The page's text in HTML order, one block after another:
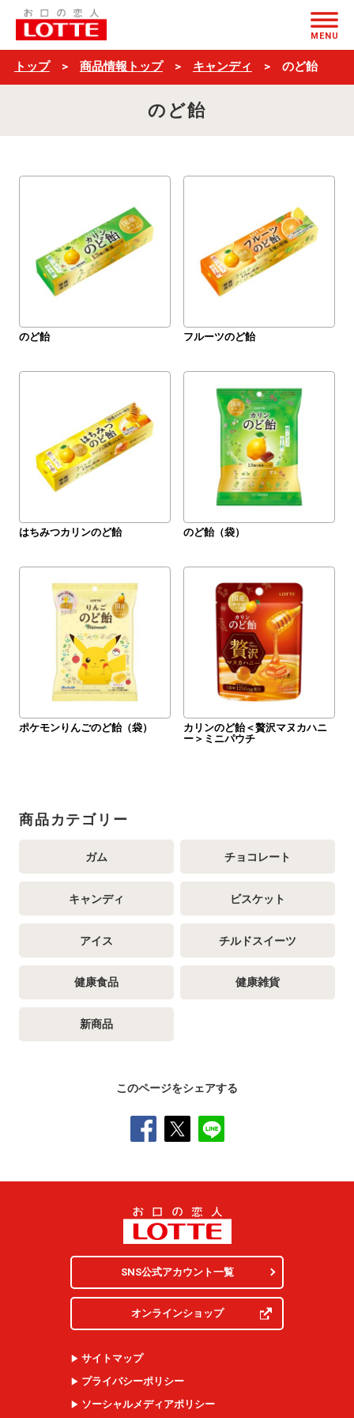
$ブ
ラ
ン
ド
＋
MENU
トップ 商品情報トップ キャンディ のど飴
のど飴
のど飴 フルーツのど飴
はちみつカリンのど飴 のど飴（袋）
ポケモンりんごのど飴（袋）
カリンのど飴＜贅沢マヌカハニ
ー＞ミニパウチ
商品カテゴリー
ガム チョコレート
キャンディ ビスケット
アイス チルドスイーツ
健康食品 健康雑貨
新商品
このページをシェアする
SNS公式アカウント一覧
オンラインショップ
サイトマップ
プライバシーポリシー
ソーシャルメディアポリシー